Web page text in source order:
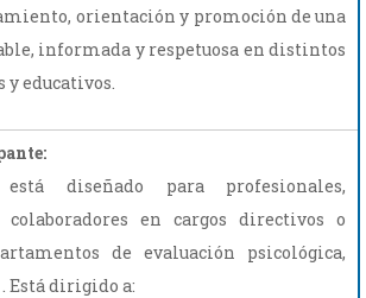
orientación y promoción de una
informada y respetuosa en distintos
y educativos.
diseñado para profesionales,
colaboradores en cargos directivos o
de evaluación psicológica,
Está dirigido a: